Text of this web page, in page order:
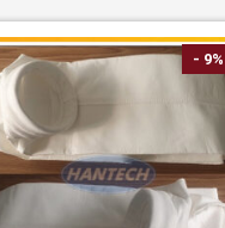
- 9%